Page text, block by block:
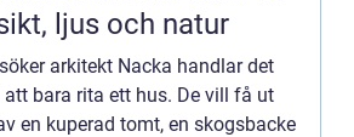
ljus och natur
arkitekt Nacka handlar det
bara rita ett hus. De vill få ut
en kuperad tomt, en skogsbacke